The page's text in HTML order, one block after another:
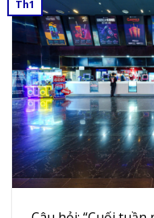
Th1